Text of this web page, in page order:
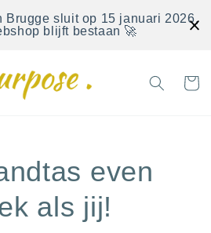
Brugge sluit op 15 januari 2026,
blijft bestaan 🚀
even
als jij!